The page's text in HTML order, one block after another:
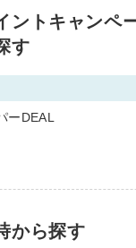
ントキャンペ
す
ーDEAL
から探す